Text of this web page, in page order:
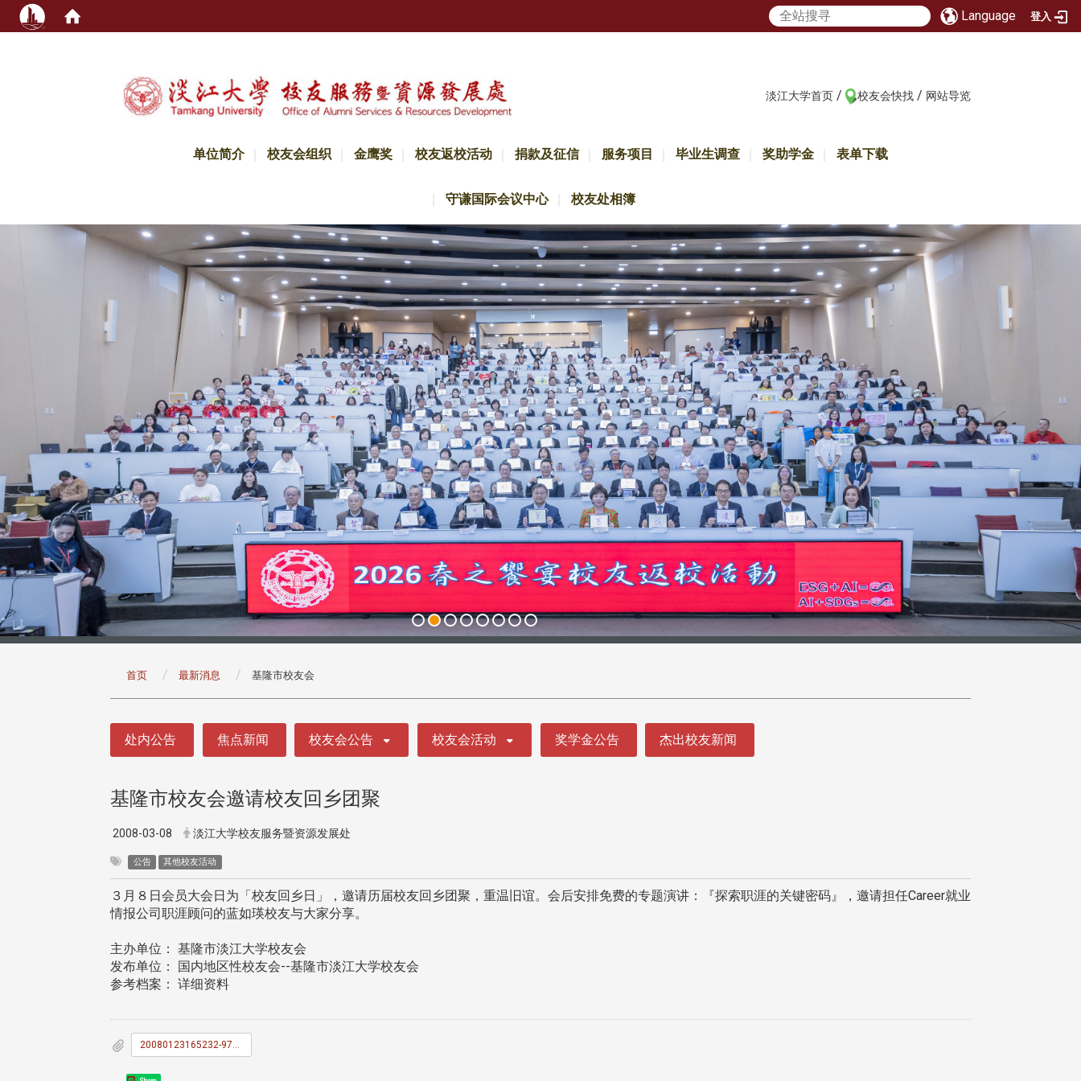
Language 登入
淡江大学首页 / 校友会快找 / 网站导览
单位简介 校友会组织 金鹰奖 校友返校活动 捐款及征信 服务项目 毕业生调查 奖助学金 表单下载
守谦国际会议中心 校友处相簿
首页 最新消息 基隆市校友会
处内公告 焦点新闻 校友会公告 校友会活动 奖学金公告 杰出校友新闻
基隆市校友会邀请校友回乡团聚
2008-03-08 淡江大学校友服务暨资源发展处
公告 其他校友活动
３月８日会员大会日为「校友回乡日」，邀请历届校友回乡团聚，重温旧谊。会后安排免费的专题演讲：『探索职涯的关键密码』，邀请担任Career就业
情报公司职涯顾问的蓝如瑛校友与大家分享。
主办单位： 基隆市淡江大学校友会
发布单位： 国内地区性校友会--基隆市淡江大学校友会
参考档案： 详细资料